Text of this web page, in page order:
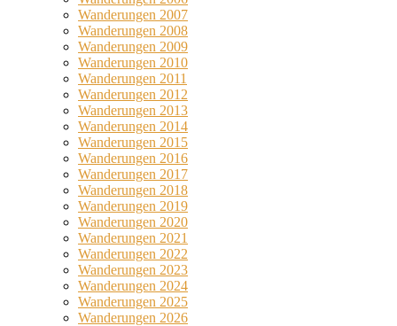
Wanderungen 2007
Wanderungen 2008
Wanderungen 2009
Wanderungen 2010
Wanderungen 2011
Wanderungen 2012
Wanderungen 2013
Wanderungen 2014
Wanderungen 2015
Wanderungen 2016
Wanderungen 2017
Wanderungen 2018
Wanderungen 2019
Wanderungen 2020
Wanderungen 2021
Wanderungen 2022
Wanderungen 2023
Wanderungen 2024
Wanderungen 2025
Wanderungen 2026